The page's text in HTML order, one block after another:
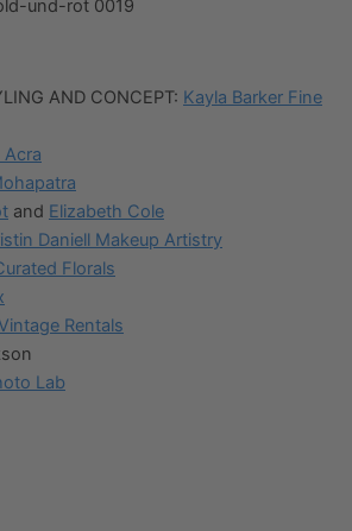
AND CONCEPT: Kayla Barker Fine
Acra
and Elizabeth Cole
Daniell Makeup Artistry
Florals
Rentals
Lab